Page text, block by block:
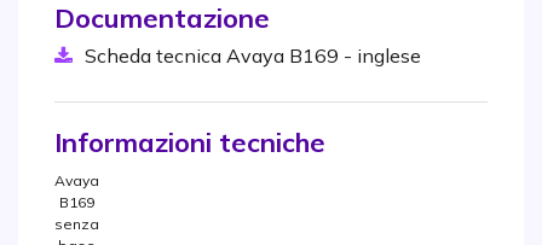
Documentazione
Scheda tecnica Avaya B169 - inglese
Informazioni tecniche
Avaya
B169
senza